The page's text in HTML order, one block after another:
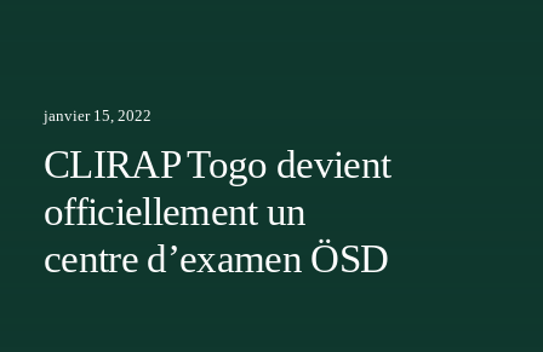
janvier 15, 2022
CLIRAP Togo devient
officiellement un
centre d’examen ÖSD